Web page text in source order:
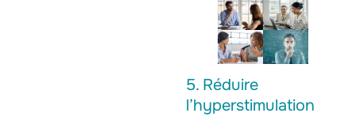
5. Réduire
l’hyperstimulation